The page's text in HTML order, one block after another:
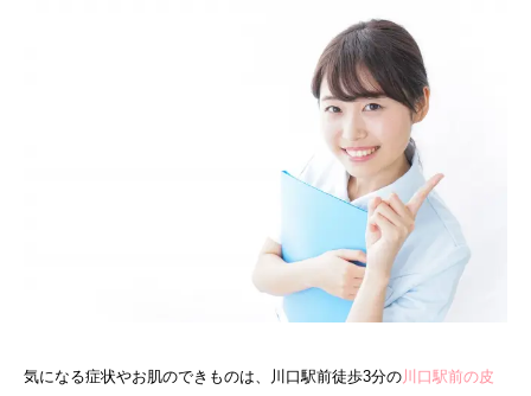
気になる症状やお肌のできものは、川口駅前徒歩3分の 川口駅前の皮